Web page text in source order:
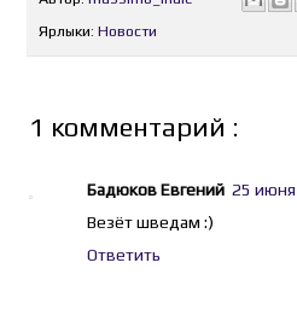
Ярлыки: Новости
1 комментарий :
Бадюков Евгений 25 июня
Везёт шведам :)
Ответить